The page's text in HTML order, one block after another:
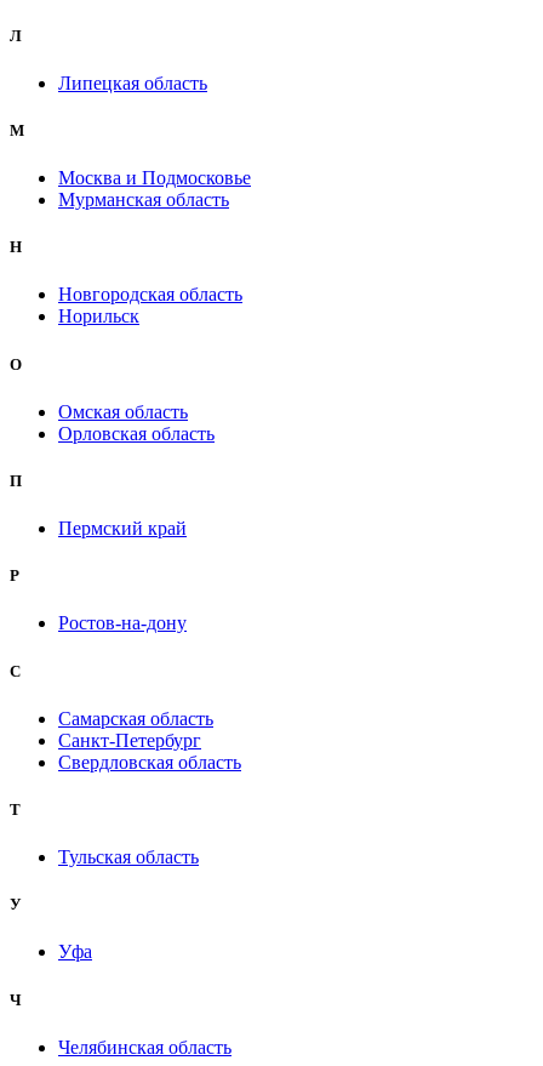
Л
Липецкая область
М
Москва и Подмосковье
Мурманская область
Н
Новгородская область
Норильск
О
Омская область
Орловская область
П
Пермский край
Р
Ростов-на-дону
С
Самарская область
Санкт-Петербург
Свердловская область
Т
Тульская область
У
Уфа
Ч
Челябинская область